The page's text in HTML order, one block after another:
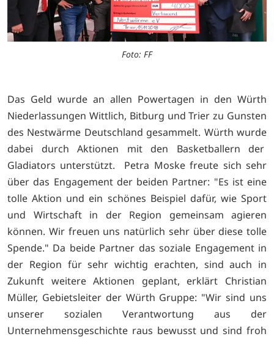
Foto: FF
Das Geld wurde an allen Powertagen in den Würth
Niederlassungen Wittlich, Bitburg und Trier zu Gunsten
des Nestwärme Deutschland gesammelt. Würth wurde
dabei durch Aktionen mit den Basketballern der
Gladiators unterstützt. Petra Moske freute sich sehr
über das Engagement der beiden Partner: "Es ist eine
tolle Aktion und ein schönes Beispiel dafür, wie Sport
und Wirtschaft in der Region gemeinsam agieren
können. Wir freuen uns natürlich sehr über diese tolle
Spende." Da beide Partner das soziale Engagement in
der Region für sehr wichtig erachten, sind auch in
Zukunft weitere Aktionen geplant, erklärt Christian
Müller, Gebietsleiter der Würth Gruppe: "Wir sind uns
unserer sozialen Verantwortung aus der
Unternehmensgeschichte raus bewusst und sind froh